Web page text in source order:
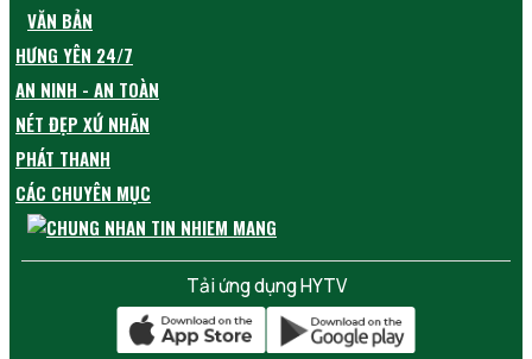
VĂN BẢN
HƯNG YÊN 24/7
AN NINH - AN TOÀN
NÉT ĐẸP XỨ NHÃN
PHÁT THANH
CÁC CHUYÊN MỤC
Tải ứng dụng HYTV